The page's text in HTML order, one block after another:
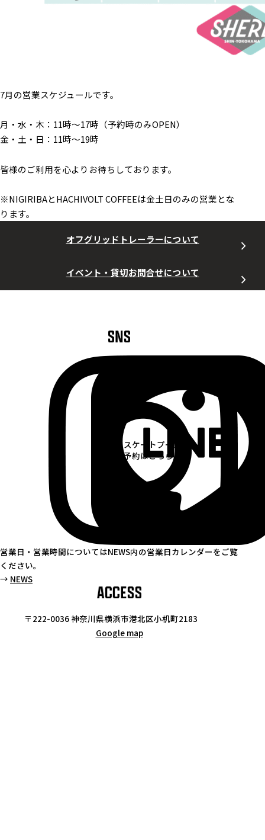
7月の営業スケジュールです。
月・水・木：11時～17時（予約時のみOPEN）
金・土・日：11時～19時
皆様のご利用を心よりお待ちしております。
※NIGIRIBAとHACHIVOLT COFFEEは金土日のみの営業とな
ります。
オフグリッドトレーラーについて
イベント・貸切お問合せについて
スケートプールの
予約はこちら
営業日・営業時間についてはNEWS内の営業日カレンダーをご覧
ください。
→ NEWS
〒222-0036 神奈川県横浜市港北区小机町2183
Google map